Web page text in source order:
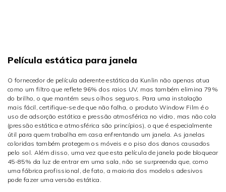
Película estática para janela
O fornecedor de película aderente estática da Kunlin não apenas atua
como um filtro que reflete 96% dos raios UV, mas também elimina 79%
do brilho, o que mantém seus olhos seguros. Para uma instalação
mais fácil, certifique-se de que não falha, o produto Window Film é o
uso de adsorção estática e pressão atmosférica no vidro, mas não cola
(pressão estática e atmosférica são princípios), o que é especialmente
útil para quem trabalha em casa enfrentando um janela. As janelas
coloridas também protegem os móveis e o piso dos danos causados ​​
pelo sol. Além disso, uma vez que esta película de janela pode bloquear
45-85% da luz de entrar em uma sala, não se surpreenda que, como
uma fábrica profissional, de fato, a maioria dos modelos adesivos
pode fazer uma versão estática.